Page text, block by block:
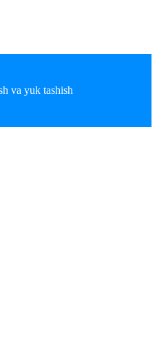
va yuk tashish